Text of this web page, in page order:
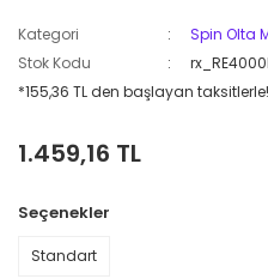
Kategori
Spin Olta
Stok Kodu
*155,36 TL den başlayan
1.459,16 TL
Seçenekler
Standart